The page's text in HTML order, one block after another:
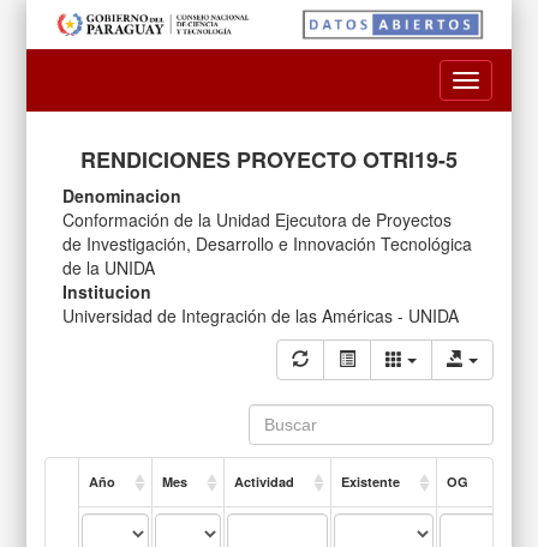
Toggle
RENDICIONES PROYECTO OTRI19-5
Denominacion
Conformación de la Unidad Ejecutora de Proyectos
de Investigación, Desarrollo e Innovación Tecnológica
de la UNIDA
Institucion
Universidad de Integración de las Américas - UNIDA
Año Mes Actividad Existente OG